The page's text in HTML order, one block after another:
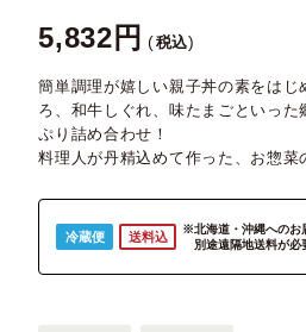
5,832 税込
簡単調理が嬉しい親子丼の素をは
ろ、和牛しぐれ、味たまごといった
ぷり詰め合わせ！
料理人が丹精込めて作った、お惣菜
冷蔵便 送料込
※北海道・沖縄へのお
別途遠隔地送料が必